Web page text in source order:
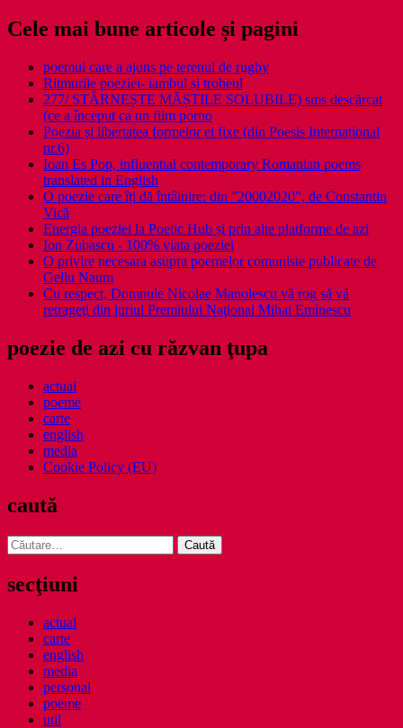
Cele mai bune articole și pagini
poemul care a ajuns pe terenul de rugby
Ritmurile poeziei- iambul și troheul
277/ STÂRNEȘTE MĂȘTILE SOLUBILE) sms descărcat
(ce a început ca un film porno
Poezia şi libertatea formelor ei fixe (din Poesis International
nr.6)
Ioan Es Pop, influential contemporary Romanian poems
translated in English
O poezie care îți dă întâlnire: din ”20002020”, de Constantin
Vică
Energia poeziei la Poetic Hub și prin alte platforme de azi
Ion Zubascu - 100% viata poeziei
O privire necesara asupra poemelor comuniste publicate de
Gellu Naum
Cu respect, Domnule Nicolae Manolescu vă rog să vă
retrageţi din juriul Premiului Naţional Mihai Eminescu
poezie de azi cu răzvan ţupa
actual
poeme
carte
english
media
Cookie Policy (EU)
caută
Caută
după:
secţiuni
actual
carte
english
media
personal
poeme
util